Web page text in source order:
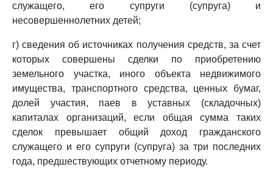
служащего, его супруги (супруга) и
несовершеннолетних детей;
г) сведения об источниках получения средств, за счет
которых совершены сделки по приобретению
земельного участка, иного объекта недвижимого
имущества, транспортного средства, ценных бумаг,
долей участия, паев в уставных (складочных)
капиталах организаций, если общая сумма таких
сделок превышает общий доход гражданского
служащего и его супруги (супруга) за три последних
года, предшествующих отчетному периоду.